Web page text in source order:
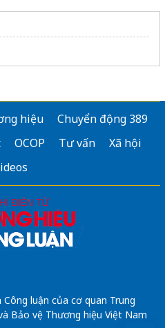
hiệu
Chuyển động 389
OCOP Tư vấn
Xã hội
luận của cơ quan Trung
Bảo vệ Thương hiệu Việt Nam